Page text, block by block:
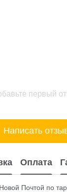
первый
Написать
Оплата
Почтой по